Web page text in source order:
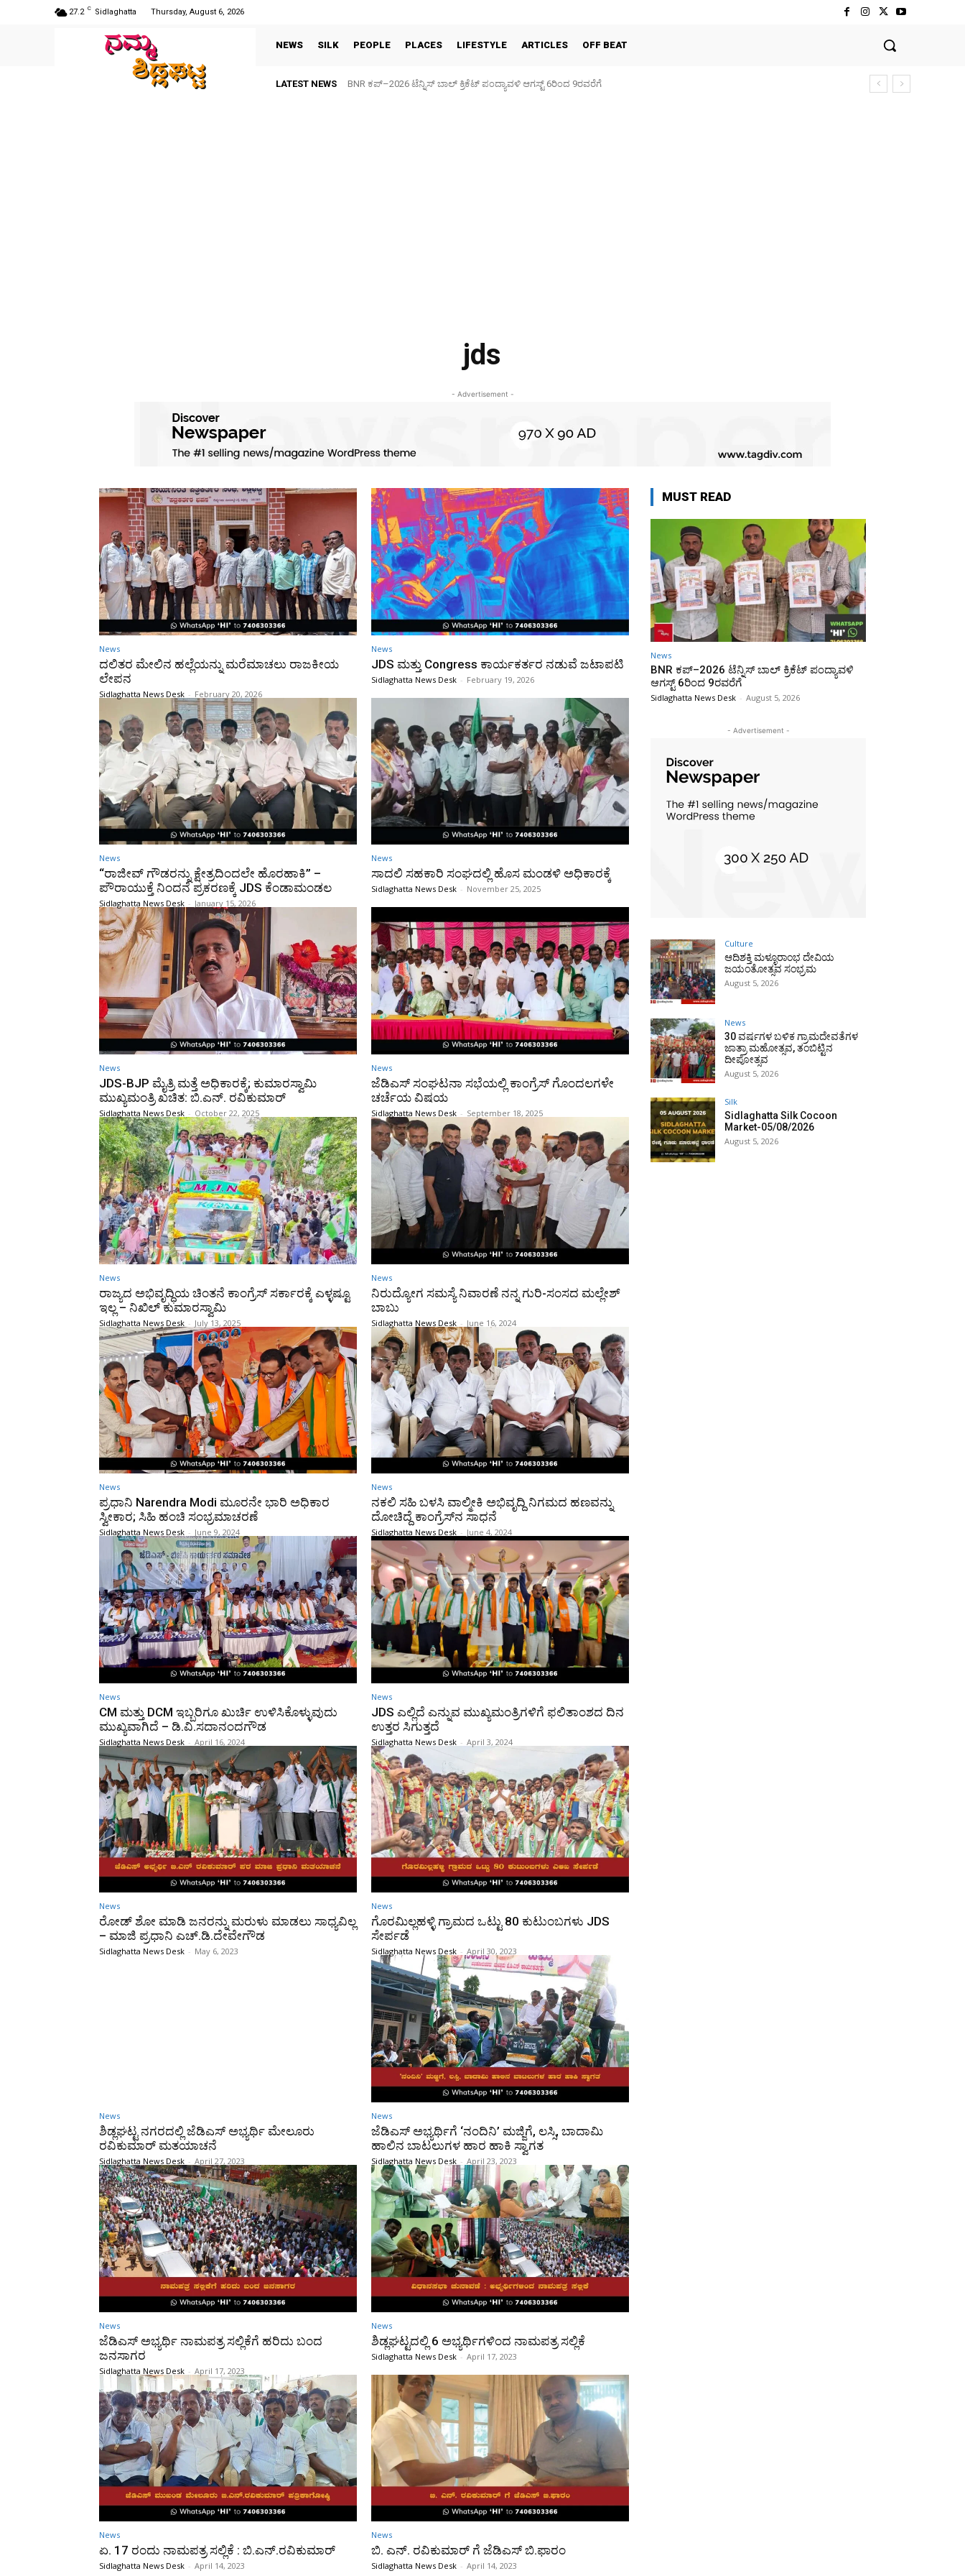
27.2 C Sidlaghatta Thursday, August 6, 2026
NEWS SILK PEOPLE PLACES LIFESTYLE ARTICLES OFF BEAT
LATEST NEWSBNR ಕಪ್–2026 ಟೆನ್ನಿಸ್ ಬಾಲ್ ಕ್ರಿಕೆಟ್ ಪಂದ್ಯಾವಳಿ ಆಗಸ್ಟ್ 6ರಿಂದ 9ರವರೆಗೆ
ಆದಿಶಕ್ತಿ ಮಳ್ಳೂರಾಂಭ ದೇವಿಯ ಜಯಂತೋತ್ಸವ ಸಂಭ್ರಮ
jds
- Advertisement -
News
ದಲಿತರ ಮೇಲಿನ ಹಲ್ಲೆಯನ್ನು ಮರೆಮಾಚಲು ರಾಜಕೀಯ
ಲೇಪನ
Sidlaghatta News Desk - February 20, 2026
News
JDS ಮತ್ತು Congress ಕಾರ್ಯಕರ್ತರ ನಡುವೆ ಜಟಾಪಟಿ
Sidlaghatta News Desk - February 19, 2026
News
“ರಾಜೀವ್‌ ಗೌಡರನ್ನು ಕ್ಷೇತ್ರದಿಂದಲೇ ಹೊರಹಾಕಿ” –
ಪೌರಾಯುಕ್ತೆ ನಿಂದನೆ ಪ್ರಕರಣಕ್ಕೆ JDS ಕೆಂಡಾಮಂಡಲ
Sidlaghatta News Desk - January 15, 2026
News
ಸಾದಲಿ ಸಹಕಾರಿ ಸಂಘದಲ್ಲಿ ಹೊಸ ಮಂಡಳಿ ಅಧಿಕಾರಕ್ಕೆ
Sidlaghatta News Desk - November 25, 2025
News
JDS-BJP ಮೈತ್ರಿ ಮತ್ತೆ ಅಧಿಕಾರಕ್ಕೆ; ಕುಮಾರಸ್ವಾಮಿ
ಮುಖ್ಯಮಂತ್ರಿ ಖಚಿತ: ಬಿ.ಎನ್. ರವಿಕುಮಾರ್
Sidlaghatta News Desk - October 22, 2025
News
ಜೆಡಿಎಸ್ ಸಂಘಟನಾ ಸಭೆಯಲ್ಲಿ ಕಾಂಗ್ರೆಸ್ ಗೊಂದಲಗಳೇ
ಚರ್ಚೆಯ ವಿಷಯ
Sidlaghatta News Desk - September 18, 2025
News
ರಾಜ್ಯದ ಅಭಿವೃದ್ಧಿಯ ಚಿಂತನೆ ಕಾಂಗ್ರೆಸ್ ಸರ್ಕಾರಕ್ಕೆ ಎಳ್ಳಷ್ಟೂ
ಇಲ್ಲ – ನಿಖಿಲ್ ಕುಮಾರಸ್ವಾಮಿ
Sidlaghatta News Desk - July 13, 2025
News
ನಿರುದ್ಯೋಗ ಸಮಸ್ಯೆ ನಿವಾರಣೆ ನನ್ನ ಗುರಿ-ಸಂಸದ ಮಲ್ಲೇಶ್‌
ಬಾಬು
Sidlaghatta News Desk - June 16, 2024
News
ಪ್ರಧಾನಿ Narendra Modi ಮೂರನೇ ಭಾರಿ ಅಧಿಕಾರ
ಸ್ವೀಕಾರ; ಸಿಹಿ ಹಂಚಿ ಸಂಭ್ರಮಾಚರಣೆ
Sidlaghatta News Desk - June 9, 2024
News
ನಕಲಿ ಸಹಿ ಬಳಸಿ ವಾಲ್ಮೀಕಿ ಅಭಿವೃದ್ದಿ ನಿಗಮದ ಹಣವನ್ನು
ದೋಚಿದ್ದೆ ಕಾಂಗ್ರೆಸ್‌ನ ಸಾಧನೆ
Sidlaghatta News Desk - June 4, 2024
News
CM ಮತ್ತು DCM ಇಬ್ಬರಿಗೂ ಖುರ್ಚಿ ಉಳಿಸಿಕೊಳ್ಳುವುದು
ಮುಖ್ಯವಾಗಿದೆ – ಡಿ.ವಿ.ಸದಾನಂದಗೌಡ
Sidlaghatta News Desk - April 16, 2024
News
JDS ಎಲ್ಲಿದೆ ಎನ್ನುವ ಮುಖ್ಯಮಂತ್ರಿಗಳಿಗೆ ಫಲಿತಾಂಶದ ದಿನ
ಉತ್ತರ ಸಿಗುತ್ತದೆ
Sidlaghatta News Desk - April 3, 2024
News
ರೋಡ್ ಶೋ ಮಾಡಿ ಜನರನ್ನು ಮರುಳು ಮಾಡಲು ಸಾಧ್ಯವಿಲ್ಲ
– ಮಾಜಿ ಪ್ರಧಾನಿ ಎಚ್.ಡಿ.ದೇವೇಗೌಡ
Sidlaghatta News Desk - May 6, 2023
News
ಗೊರಮಿಲ್ಲಹಳ್ಳಿ ಗ್ರಾಮದ ಒಟ್ಟು 80 ಕುಟುಂಬಗಳು JDS
ಸೇರ್ಪಡೆ
Sidlaghatta News Desk - April 30, 2023
News
ಶಿಡ್ಲಘಟ್ಟ ನಗರದಲ್ಲಿ ಜೆಡಿಎಸ್ ಅಭ್ಯರ್ಥಿ ಮೇಲೂರು
ರವಿಕುಮಾರ್ ಮತಯಾಚನೆ
Sidlaghatta News Desk - April 27, 2023
News
ಜೆಡಿಎಸ್ ಅಭ್ಯರ್ಥಿಗೆ ‘ನಂದಿನಿ’ ಮಜ್ಜಿಗೆ, ಲಸ್ಸಿ, ಬಾದಾಮಿ
ಹಾಲಿನ ಬಾಟಲುಗಳ ಹಾರ ಹಾಕಿ ಸ್ವಾಗತ
Sidlaghatta News Desk - April 23, 2023
News
ಜೆಡಿಎಸ್ ಅಭ್ಯರ್ಥಿ ನಾಮಪತ್ರ ಸಲ್ಲಿಕೆಗೆ ಹರಿದು ಬಂದ
ಜನಸಾಗರ
Sidlaghatta News Desk - April 17, 2023
News
ಶಿಡ್ಲಘಟ್ಟದಲ್ಲಿ 6 ಅಭ್ಯರ್ಥಿಗಳಿಂದ ನಾಮಪತ್ರ ಸಲ್ಲಿಕೆ
Sidlaghatta News Desk - April 17, 2023
News
ಏ. 17 ರಂದು ನಾಮಪತ್ರ ಸಲ್ಲಿಕೆ : ಬಿ.ಎನ್.ರವಿಕುಮಾರ್
Sidlaghatta News Desk - April 14, 2023
News
ಬಿ. ಎನ್. ರವಿಕುಮಾರ್ ಗೆ ಜೆಡಿಎಸ್ ಬಿ.ಫಾರಂ
Sidlaghatta News Desk - April 14, 2023
MUST READ
News
BNR ಕಪ್–2026 ಟೆನ್ನಿಸ್ ಬಾಲ್ ಕ್ರಿಕೆಟ್ ಪಂದ್ಯಾವಳಿ
ಆಗಸ್ಟ್ 6ರಿಂದ 9ರವರೆಗೆ
Sidlaghatta News Desk - August 5, 2026
- Advertisement -
Culture
ಆದಿಶಕ್ತಿ ಮಳ್ಳೂರಾಂಭ ದೇವಿಯ
ಜಯಂತೋತ್ಸವ ಸಂಭ್ರಮ
August 5, 2026
News
30 ವರ್ಷಗಳ ಬಳಿಕ ಗ್ರಾಮದೇವತೆಗಳ
ಜಾತ್ರಾ ಮಹೋತ್ಸವ, ತಂಬಿಟ್ಟಿನ
ದೀಪೋತ್ಸವ
August 5, 2026
Silk
Sidlaghatta Silk Cocoon
Market-05/08/2026
August 5, 2026